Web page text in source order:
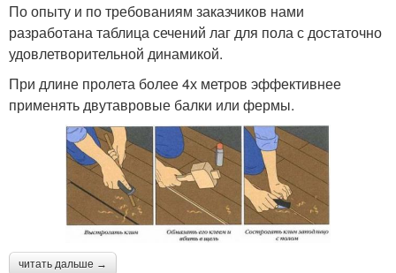
По опыту и по требованиям заказчиков нами
разработана таблица сечений лаг для пола с достаточно
удовлетворительной динамикой.
При длине пролета более 4х метров эффективнее
применять двутавровые балки или фермы.
читать дальше →